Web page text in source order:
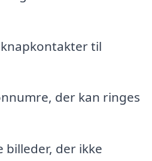
til
der kan ringes
billeder, der ikke